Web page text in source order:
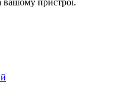
вашому пристрої.